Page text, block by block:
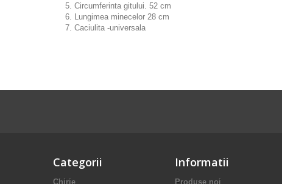
5. Circumferinta gitului. 52 сm
6. Lungimea minecelor 28 сm
7. Caciulita -universala
Categorii
Chirie
Informatii
Produse noi